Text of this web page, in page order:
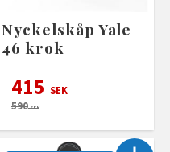
Nyckelskåp Yale
46 krok
415 SEK
590SEK